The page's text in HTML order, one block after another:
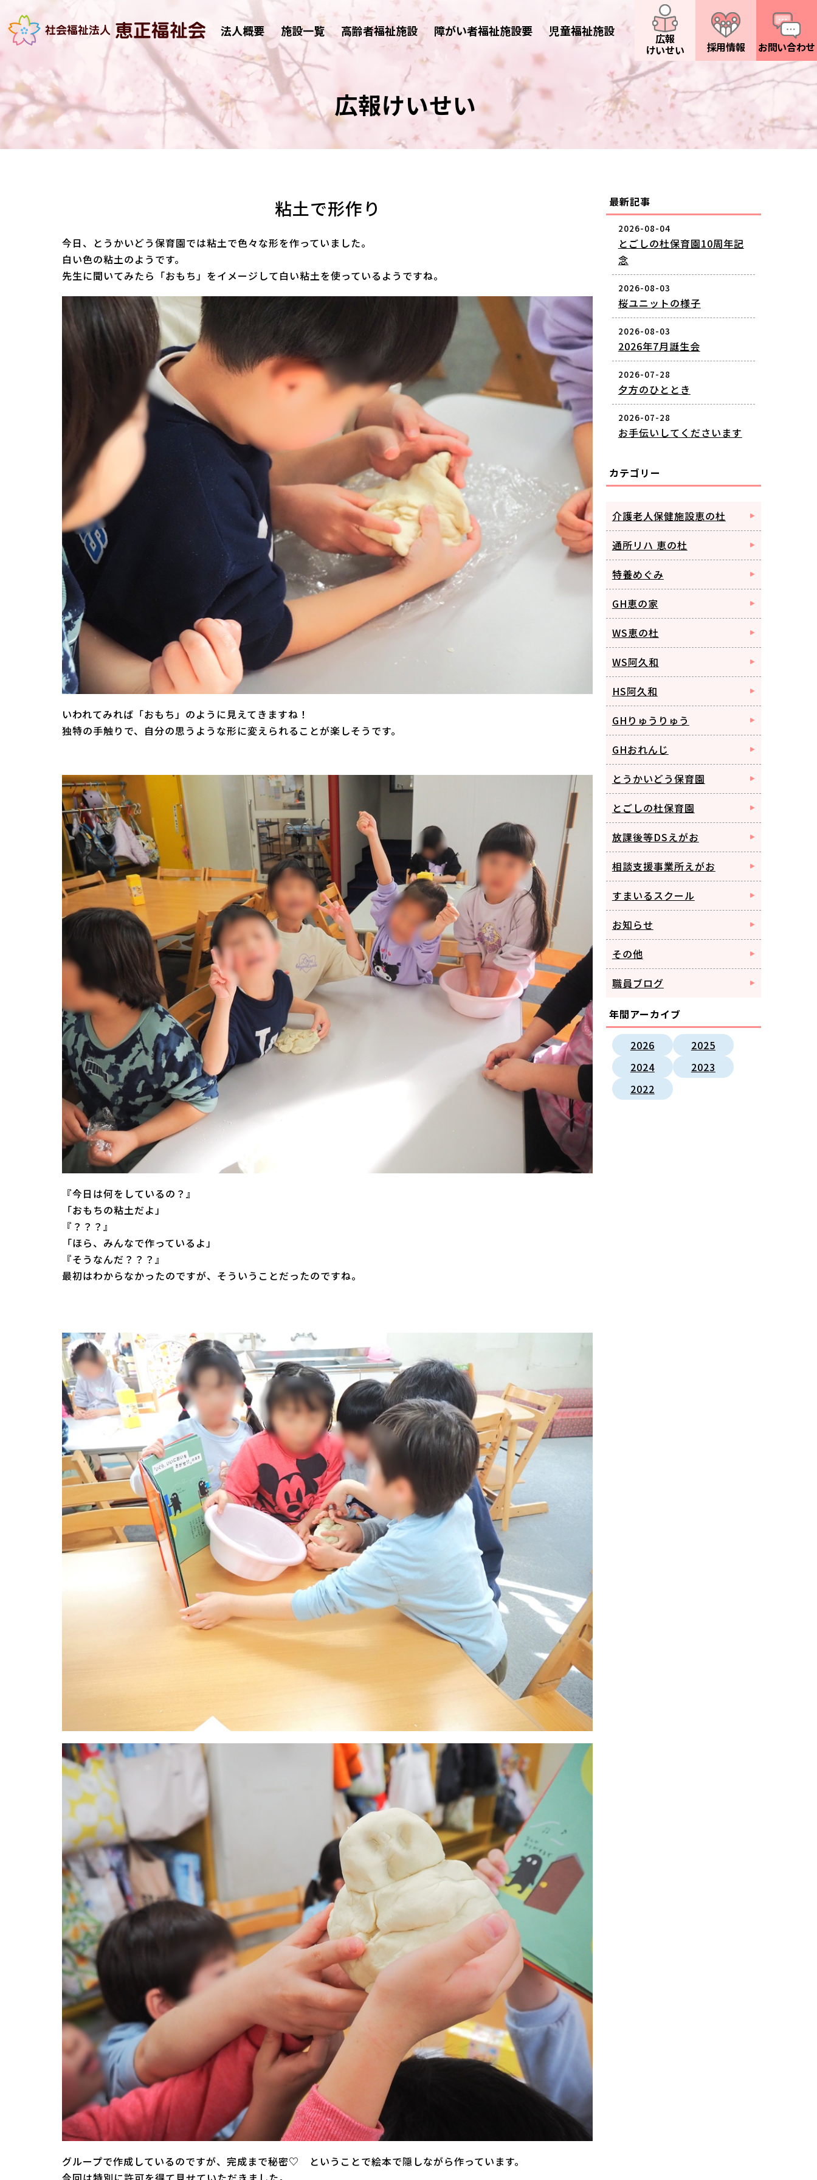
法人概要 施設一覧 高齢者福祉施設 障がい者福祉施設要 児童福祉施設
広報
けいせい 採用情報 お問い合わせ
広報けいせい
粘土で形作り
今日、とうかいどう保育園では粘土で色々な形を作っていました。
白い色の粘土のようです。
先生に聞いてみたら「おもち」をイメージして白い粘土を使っているようですね。
いわれてみれば「おもち」のように見えてきますね！
独特の手触りで、自分の思うような形に変えられることが楽しそうです。
『今日は何をしているの？』
「おもちの粘土だよ」
『？？？』
「ほら、みんなで作っているよ」
『そうなんだ？？？』
最初はわからなかったのですが、そういうことだったのですね。
グループで作成しているのですが、完成まで秘密♡ ということで絵本で隠しながら作っています。
最新記事
2026-08-04
とごしの杜保育園10周年記
念
2026-08-03
桜ユニットの様子
2026-08-03
2026年7月誕生会
2026-07-28
夕方のひととき
2026-07-28
お手伝いしてくださいます
カテゴリー
介護老人保健施設恵の杜
通所リハ 恵の杜
特養めぐみ
GH恵の家
WS恵の杜
WS阿久和
HS阿久和
GHりゅうりゅう
GHおれんじ
とうかいどう保育園
とごしの杜保育園
放課後等DSえがお
相談支援事業所えがお
すまいるスクール
お知らせ
その他
職員ブログ
年間アーカイブ
2026
2025
2024
2023
2022